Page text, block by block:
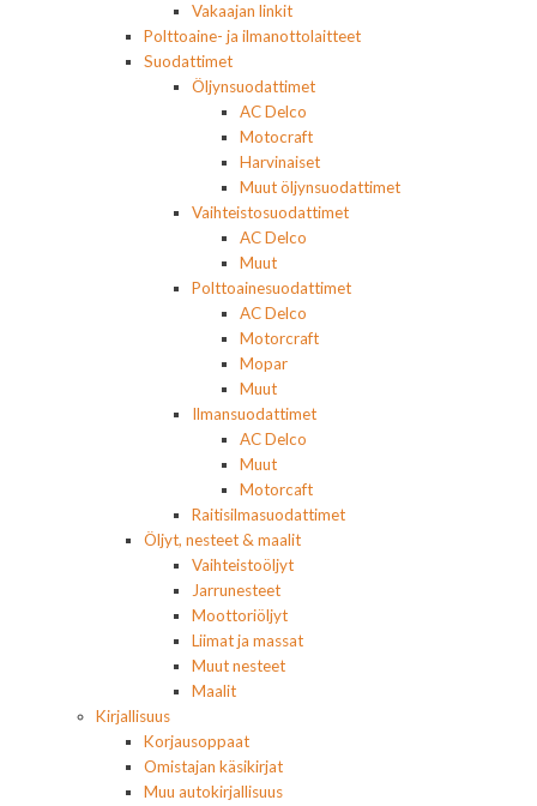
Vakaajan linkit
Polttoaine- ja ilmanottolaitteet
Suodattimet
Öljynsuodattimet
AC Delco
Motocraft
Harvinaiset
Muut öljynsuodattimet
Vaihteistosuodattimet
AC Delco
Muut
Polttoainesuodattimet
AC Delco
Motorcraft
Mopar
Muut
Ilmansuodattimet
AC Delco
Muut
Motorcaft
Raitisilmasuodattimet
Öljyt, nesteet & maalit
Vaihteistoöljyt
Jarrunesteet
Moottoriöljyt
Liimat ja massat
Muut nesteet
Maalit
Kirjallisuus
Korjausoppaat
Omistajan käsikirjat
Muu autokirjallisuus